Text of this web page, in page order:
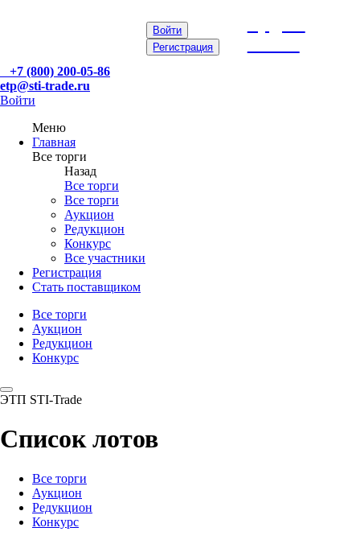
Войти
Регистрация
+7 (800) 200-05-86
etp@sti-trade.ru
Войти
Меню
Главная
Все торги
Назад
Все торги
Все торги
Аукцион
Редукцион
Конкурс
Все участники
Регистрация
Стать поставщиком
Все торги
Аукцион
Редукцион
Конкурс
ЭТП STI-Trade
Список лотов
Все торги
Аукцион
Редукцион
Конкурс